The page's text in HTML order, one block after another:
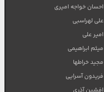
احسان خواجه امیری
علی لهراسبی
امیر علی
میثم ابراهیمی
مجید خراطها
فریدون آسرایی
افشین آذری